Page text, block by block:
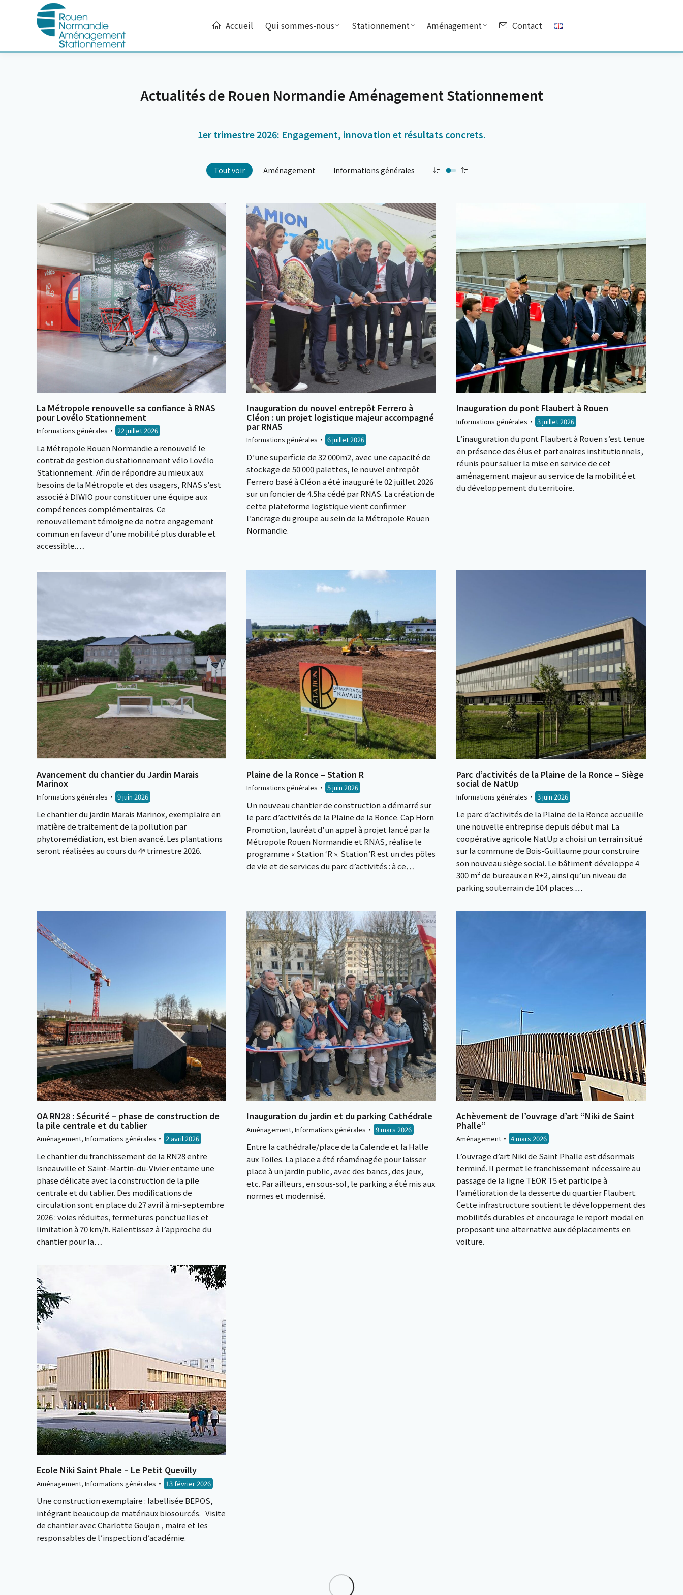
Accueil Qui sommes-nous Stationnement Aménagement Contact
Actualités de Rouen Normandie Aménagement Stationnement
1er trimestre 2026: Engagement, innovation et résultats concrets.
Tout voir Aménagement Informations générales
La Métropole renouvelle sa confiance à RNAS
pour Lovélo Stationnement
Informations générales 22 juillet 2026
La Métropole Rouen Normandie a renouvelé le
contrat de gestion du stationnement vélo Lovélo
Stationnement. Afin de répondre au mieux aux
besoins de la Métropole et des usagers, RNAS s’est
associé à DIWIO pour constituer une équipe aux
compétences complémentaires. Ce
renouvellement témoigne de notre engagement
commun en faveur d’une mobilité plus durable et
accessible.…
Inauguration du nouvel entrepôt Ferrero à
Cléon : un projet logistique majeur accompagné
par RNAS
Informations générales 6 juillet 2026
D’une superficie de 32 000m2, avec une capacité de
stockage de 50 000 palettes, le nouvel entrepôt
Ferrero basé à Cléon a été inauguré le 02 juillet 2026
sur un foncier de 4.5ha cédé par RNAS. La création de
cette plateforme logistique vient confirmer
l’ancrage du groupe au sein de la Métropole Rouen
Normandie.
Inauguration du pont Flaubert à Rouen
Informations générales 3 juillet 2026
L’inauguration du pont Flaubert à Rouen s’est tenue
en présence des élus et partenaires institutionnels,
réunis pour saluer la mise en service de cet
aménagement majeur au service de la mobilité et
du développement du territoire.
Avancement du chantier du Jardin Marais
Marinox
Informations générales 9 juin 2026
Le chantier du jardin Marais Marinox, exemplaire en
matière de traitement de la pollution par
phytoremédiation, est bien avancé. Les plantations
seront réalisées au cours du 4ᵉ trimestre 2026.
Plaine de la Ronce – Station R
Informations générales 5 juin 2026
Un nouveau chantier de construction a démarré sur
le parc d’activités de la Plaine de la Ronce. Cap Horn
Promotion, lauréat d’un appel à projet lancé par la
Métropole Rouen Normandie et RNAS, réalise le
programme « Station ‘R ». Station’R est un des pôles
de vie et de services du parc d’activités : à ce…
Parc d’activités de la Plaine de la Ronce – Siège
social de NatUp
Informations générales 3 juin 2026
Le parc d’activités de la Plaine de la Ronce accueille
une nouvelle entreprise depuis début mai. La
coopérative agricole NatUp a choisi un terrain situé
sur la commune de Bois-Guillaume pour construire
son nouveau siège social. Le bâtiment développe 4
300 m² de bureaux en R+2, ainsi qu’un niveau de
parking souterrain de 104 places.…
OA RN28 : Sécurité – phase de construction de
la pile centrale et du tablier
Aménagement, Informations générales 2 avril 2026
Le chantier du franchissement de la RN28 entre
Isneauville et Saint-Martin-du-Vivier entame une
phase délicate avec la construction de la pile
centrale et du tablier. Des modifications de
circulation sont en place du 27 avril à mi-septembre
2026 : voies réduites, fermetures ponctuelles et
limitation à 70 km/h. Ralentissez à l’approche du
chantier pour la…
Inauguration du jardin et du parking Cathédrale
Aménagement, Informations générales 9 mars 2026
Entre la cathédrale/place de la Calende et la Halle
aux Toiles. La place a été réaménagée pour laisser
place à un jardin public, avec des bancs, des jeux,
etc. Par ailleurs, en sous-sol, le parking a été mis aux
normes et modernisé.
Achèvement de l’ouvrage d’art “Niki de Saint
Phalle”
Aménagement 4 mars 2026
L’ouvrage d’art Niki de Saint Phalle est désormais
terminé. Il permet le franchissement nécessaire au
passage de la ligne TEOR T5 et participe à
l’amélioration de la desserte du quartier Flaubert.
Cette infrastructure soutient le développement des
mobilités durables et encourage le report modal en
proposant une alternative aux déplacements en
voiture.
Ecole Niki Saint Phale – Le Petit Quevilly
Aménagement, Informations générales 13 février 2026
Une construction exemplaire : labellisée BEPOS,
intégrant beaucoup de matériaux biosourcés. Visite
de chantier avec Charlotte Goujon , maire et les
responsables de l’inspection d’académie.